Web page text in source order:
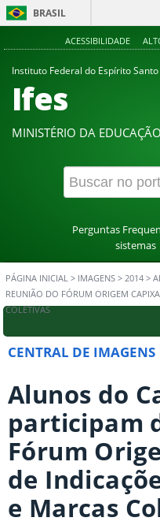
BRASIL
ACESSIBILIDADE
Instituto Federal do Espírito Santo
Ifes
MINISTÉRIO DA EDUCAÇÃO
Perguntas
sistemas
PÁGINA INICIAL > IMAGENS > 2014 >
REUNIÃO DO FÓRUM ORIGEM
COLETIVAS
CENTRAL DE IMAGENS
Alunos do
participam
Fórum
de
e Marcas